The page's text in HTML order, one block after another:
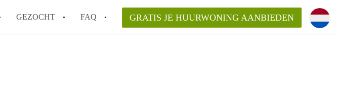
GEZOCHT FAQ GRATIS JE HUURWONING AANBIEDEN